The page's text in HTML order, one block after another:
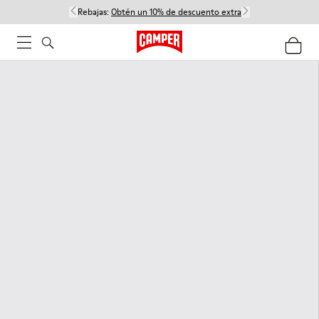
Rebajas: Obtén un 10% de descuento extra